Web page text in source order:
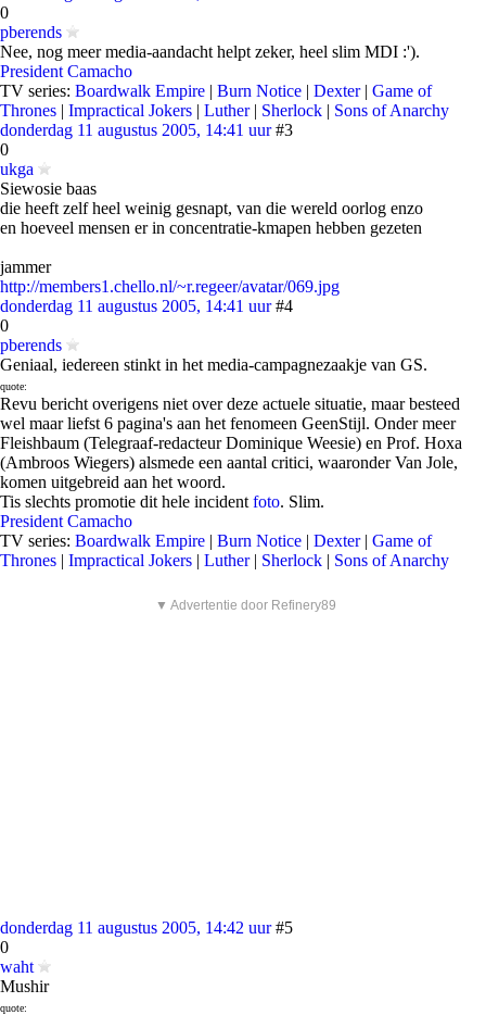
0
pberends
Nee, nog meer media-aandacht helpt zeker, heel slim MDI :').
President Camacho
TV series: Boardwalk Empire | Burn Notice | Dexter| Game of
Thrones | Impractical Jokers | Luther| Sherlock | Sons of Anarchy
donderdag 11 augustus 2005, 14:41 uur #3
0
ukga
Siewosie baas
die heeft zelf heel weinig gesnapt, van die wereld oorlog enzo
en hoeveel mensen er in concentratie-kmapen hebben gezeten
jammer
http://members1.chello.nl/~r.regeer/avatar/069.jpg
donderdag 11 augustus 2005, 14:41 uur #4
0
pberends
Geniaal, iedereen stinkt in het media-campagnezaakje van GS.
quote:
Revu bericht overigens niet over deze actuele situatie, maar besteed
wel maar liefst 6 pagina's aan het fenomeen GeenStijl. Onder meer
Fleishbaum (Telegraaf-redacteur Dominique Weesie) en Prof. Hoxa
(Ambroos Wiegers) alsmede een aantal critici, waaronder Van Jole,
komen uitgebreid aan het woord.
Tis slechts promotie dit hele incident foto. Slim.
President Camacho
TV series: Boardwalk Empire | Burn Notice | Dexter| Game of
Thrones | Impractical Jokers | Luther| Sherlock | Sons of Anarchy
▼ Advertentie door Refinery89
donderdag 11 augustus 2005, 14:42 uur #5
0
waht
Mushir
quote: